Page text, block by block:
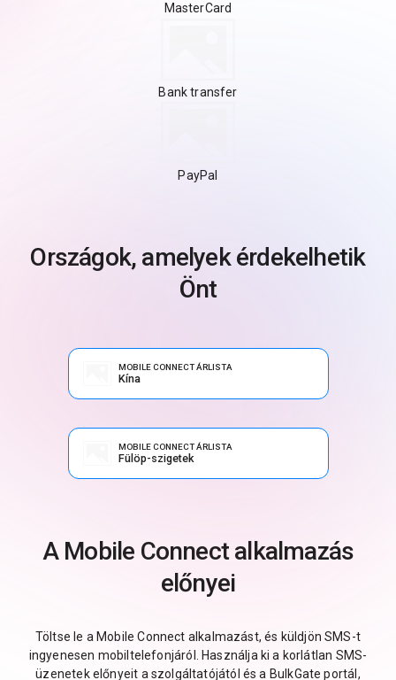
MasterCard
Bank transfer
PayPal
Országok, amelyek érdekelhetik
Önt
MOBILE CONNECT ÁRLISTA
Kína
MOBILE CONNECT ÁRLISTA
Fülöp-szigetek
A Mobile Connect alkalmazás
előnyei
Töltse le a Mobile Connect alkalmazást, és küldjön SMS-t
ingyenesen mobiltelefonjáról. Használja ki a korlátlan SMS-
üzenetek előnyeit a szolgáltatójától és a BulkGate portál,